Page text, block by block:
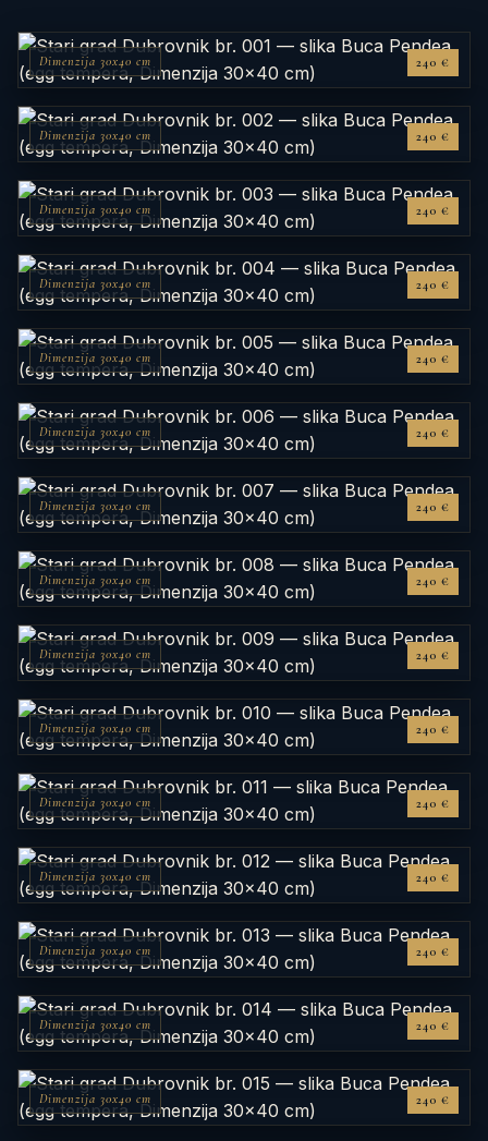
Dimenzija 30x40 cm 240 €
Dimenzija 30x40 cm 240 €
Dimenzija 30x40 cm 240 €
Dimenzija 30x40 cm 240 €
Dimenzija 30x40 cm 240 €
Dimenzija 30x40 cm 240 €
Dimenzija 30x40 cm 240 €
Dimenzija 30x40 cm 240 €
Dimenzija 30x40 cm 240 €
Dimenzija 30x40 cm 240 €
Dimenzija 30x40 cm 240 €
Dimenzija 30x40 cm 240 €
Dimenzija 30x40 cm 240 €
Dimenzija 30x40 cm 240 €
Dimenzija 30x40 cm 240 €